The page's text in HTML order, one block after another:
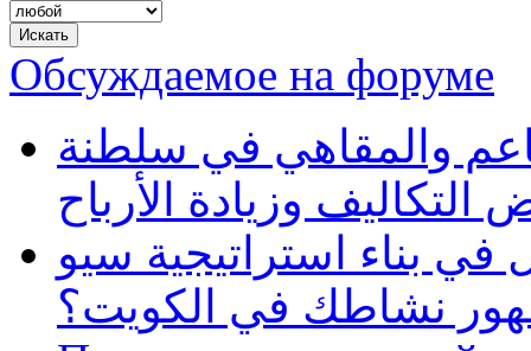
Обсуждаемое на форуме
والمقاهي في سلطنة
وزيادة الأرباح
بناء استراتيجية سيو
نشاطك في الكويت؟